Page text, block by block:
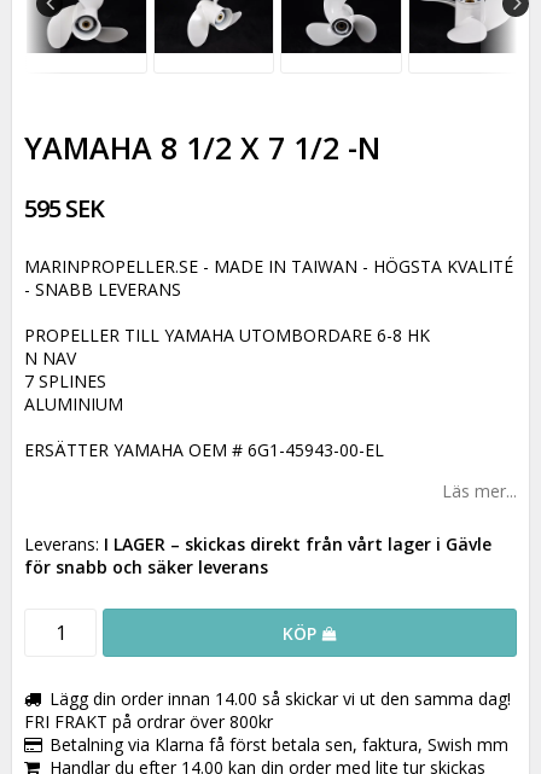
YAMAHA 8 1/2 X 7 1/2 -N
595 SEK
MARINPROPELLER.SE - MADE IN TAIWAN - HÖGSTA KVALITÉ
- SNABB LEVERANS
PROPELLER TILL YAMAHA UTOMBORDARE 6-8 HK
N NAV
7 SPLINES
ALUMINIUM
ERSÄTTER YAMAHA OEM # 6G1-45943-00-EL
Läs mer...
Leverans: I LAGER – skickas direkt från vårt lager i Gävle
för snabb och säker leverans
KÖP
Lägg din order innan 14.00 så skickar vi ut den samma dag!
FRI FRAKT på ordrar över 800kr
Betalning via Klarna få först betala sen, faktura, Swish mm
Handlar du efter 14.00 kan din order med lite tur skickas